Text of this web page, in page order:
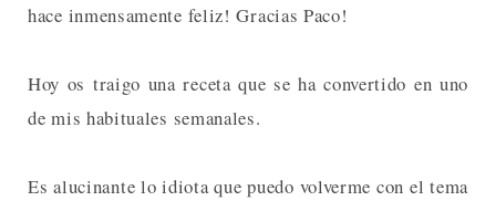
hace inmensamente feliz! Gracias Paco!
Hoy os traigo una receta que se ha convertido en uno
de mis habituales semanales.
Es alucinante lo idiota que puedo volverme con el tema